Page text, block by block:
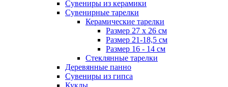
Сувениры из керамики
Сувенирные тарелки
Керамические тарелки
Размер 27 х 26 см
Размер 21-18,5 см
Размер 16 - 14 см
Стеклянные тарелки
Деревянные панно
Сувениры из гипса
Куклы